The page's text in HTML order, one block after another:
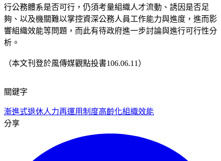
行公務體系是否可行，仍須考量組織人才流動、誘因是否足
夠、以及機關難以掌控資深公務人員工作能力與進度，進而影
響組織效能等問題，而此有待政府進一步討論與進行可行性分
析。
（本文刊登於風傳媒觀點投書106.06.11）
關鍵字
漸進式退休人力再運用制度高齡化組織效能
分享